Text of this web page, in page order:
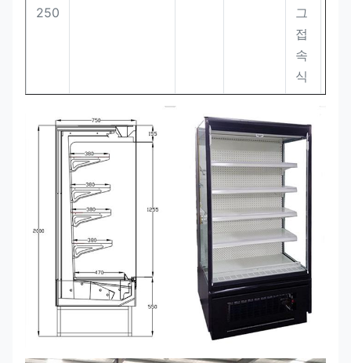
250
그
접
속
식